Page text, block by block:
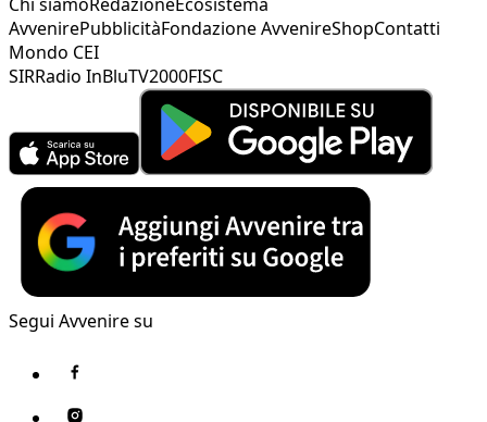
AvvenirePubblicitàFondazione AvvenireShopContatti
Mondo CEI
SIRRadio InBluTV2000FISC
Segui Avvenire su